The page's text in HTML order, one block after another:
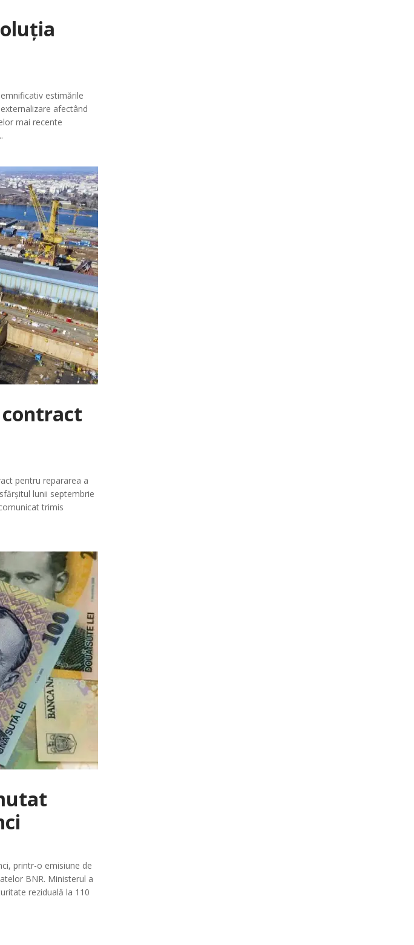
estimările
afectând
mai recente
pentru repararea a
lunii septembrie
trimis
printr-o emisiune de
BNR. Ministerul a
reziduală la 110